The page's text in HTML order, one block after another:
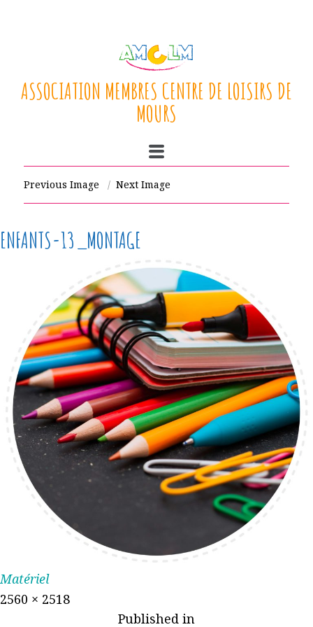
ASSOCIATION MEMBRES CENTRE DE LOISIRS DE
MOURS
Previous Image Next Image
ENFANTS-13_MONTAGE
Matériel
2560 × 2518
Published in